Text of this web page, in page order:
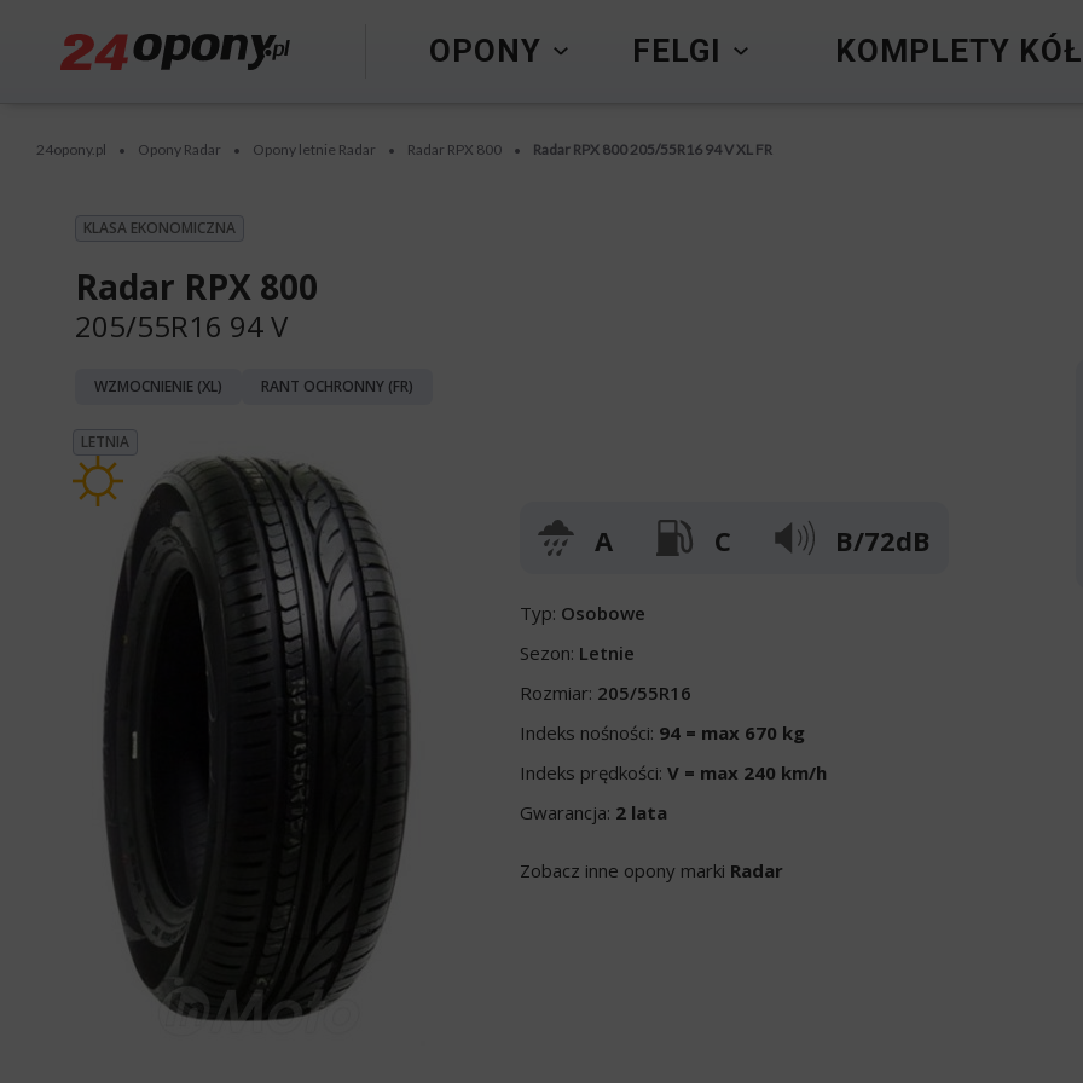
OPONY FELGI KOMPLETY KÓŁ
24opony.pl • Opony Radar • Opony letnie Radar • Radar RPX 800 • Radar RPX 800 205/55R16 94 V XL FR
KLASA EKONOMICZNA
Radar RPX 800
205/55R16 94 V
WZMOCNIENIE (XL) RANT OCHRONNY (FR)
LETNIA
A C B/72dB
Typ: Osobowe
Sezon: Letnie
Rozmiar: 205/55R16
Indeks nośności: 94 = max 670 kg
Indeks prędkości:V = max 240 km/h
Gwarancja: 2 lata
Zobacz inne opony marki Radar